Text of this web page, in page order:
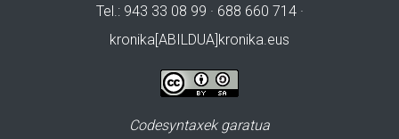
Tel.: 943 33 08 99 · 688 660 714 ·
kronika[ABILDUA]kronika.eus
Codesyntaxek garatua